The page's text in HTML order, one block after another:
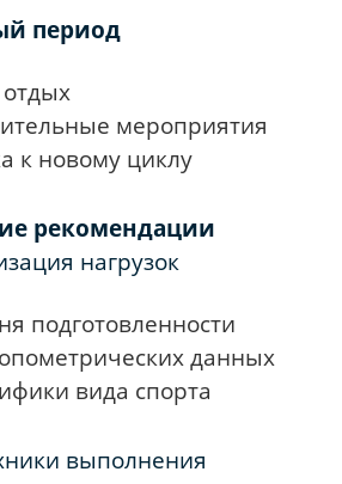
период
мероприятия
к новому циклу
рекомендации
нагрузок
подготовленности
данных
вида спорта
выполнения